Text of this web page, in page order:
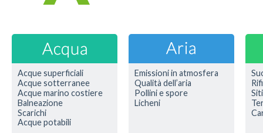
Acque superficiali
Acque sotterranee
Acque marino costiere
Balneazione
Scarichi
Acque potabili
Emissioni in atmosfera
Qualità dell’aria
Pollini e spore
Licheni